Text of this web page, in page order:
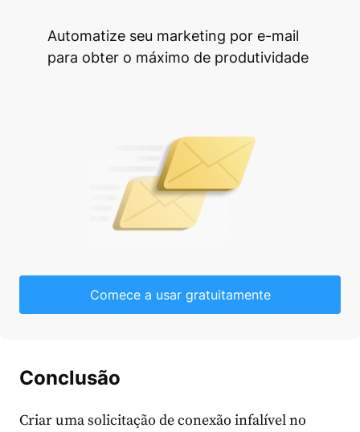
Automatize seu marketing por e-mail
para obter o máximo de produtividade
Comece a usar gratuitamente
Conclusão
Criar uma solicitação de conexão infalível no